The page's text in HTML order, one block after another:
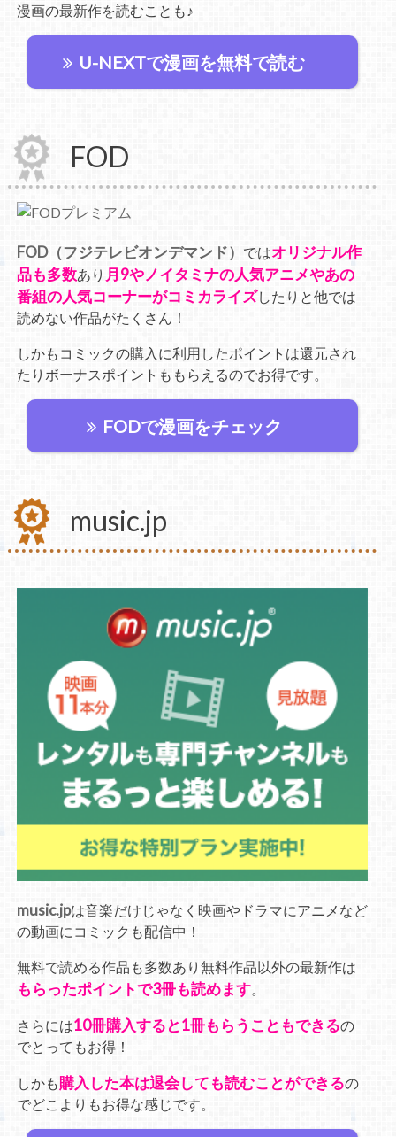
漫画の最新作を読むことも♪
U-NEXTで漫画を無料で読む
FOD
FOD（フジテレビオンデマンド） ではオリジナル作
品も多数あり 月9やノイタミナの人気アニメやあの
番組の人気コーナーがコミカライズしたりと他では
読めない作品がたくさん！
しかもコミックの購入に利用したポイントは還元され
たりボーナスポイントももらえるのでお得です。
FODで漫画をチェック
music.jp
music.jpは音楽だけじゃなく映画やドラマにアニメなど
の動画にコミックも配信中！
無料で読める作品も多数あり無料作品以外の最新作は
もらったポイントで3冊も読めます。
さらには10冊購入すると1冊もらうこともできるの
でとってもお得！
しかも購入した本は退会しても読むことができるの
でどこよりもお得な感じです。